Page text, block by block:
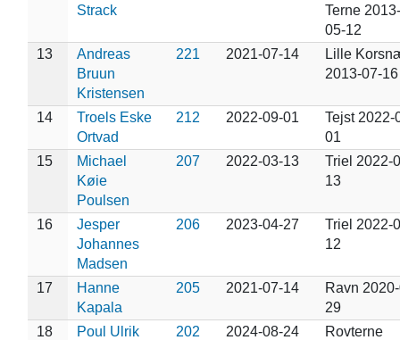
Strack
Terne 2013-
05-12
13
Andreas
Bruun
Kristensen
221 2021-07-14
Lille
2013-07-16
14
Troels Eske
Ortvad
212 2022-09-01
Tejst 2022-
01
15
Michael
Køie
Poulsen
207 2022-03-13
Triel 2022-
13
16
Jesper
Johannes
Madsen
206 2023-04-27
Triel 2022-
12
17
Hanne
Kapala
205 2021-07-14
Ravn
29
18
Poul Ulrik 202 2024-08-24
Rovterne